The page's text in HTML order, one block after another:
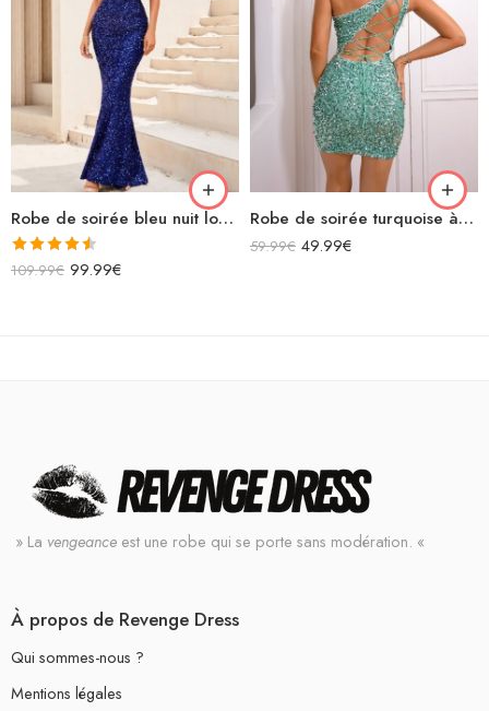
Robe de soirée bleu nuit longue à paillettes sirène épaules dénudées avec chaînettes sur les épaules
Note4.50
109.99€ 99.99€
Robe de soirée turquoise à paillettes asymétrique courte moulante sans manches avec lacets dans le dos
59.99€ 49.99€
» La vengeance est une robe qui se porte sans modération. «
À propos de Revenge Dress
Qui sommes-nous ?
Mentions légales